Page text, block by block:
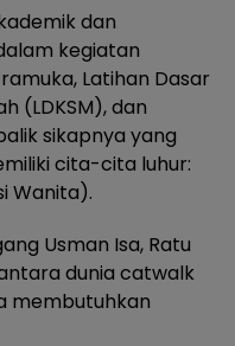
dan
kegiatan
Latihan Dasar
(LDKSM), dan
sikapnya yang
cita-cita luhur:
Wanita).
Usman Isa, Ratu
dunia catwalk
membutuhkan